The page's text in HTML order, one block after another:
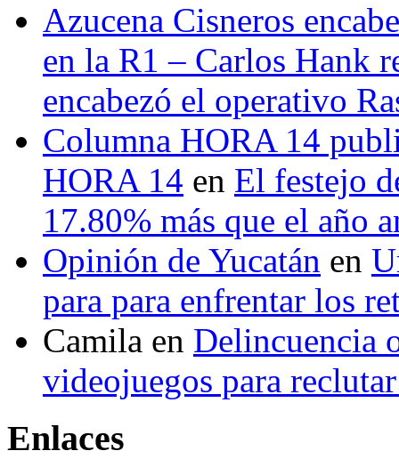
Azucena Cisneros
en la R1 – Carlos Hank
encabezó el operativo
Columna HORA 14
HORA 14 en El festejo
17.80% más que el año
Opinión de Yucatán en
para para enfrentar los
Camila en Delincuencia
videojuegos para
Enlaces